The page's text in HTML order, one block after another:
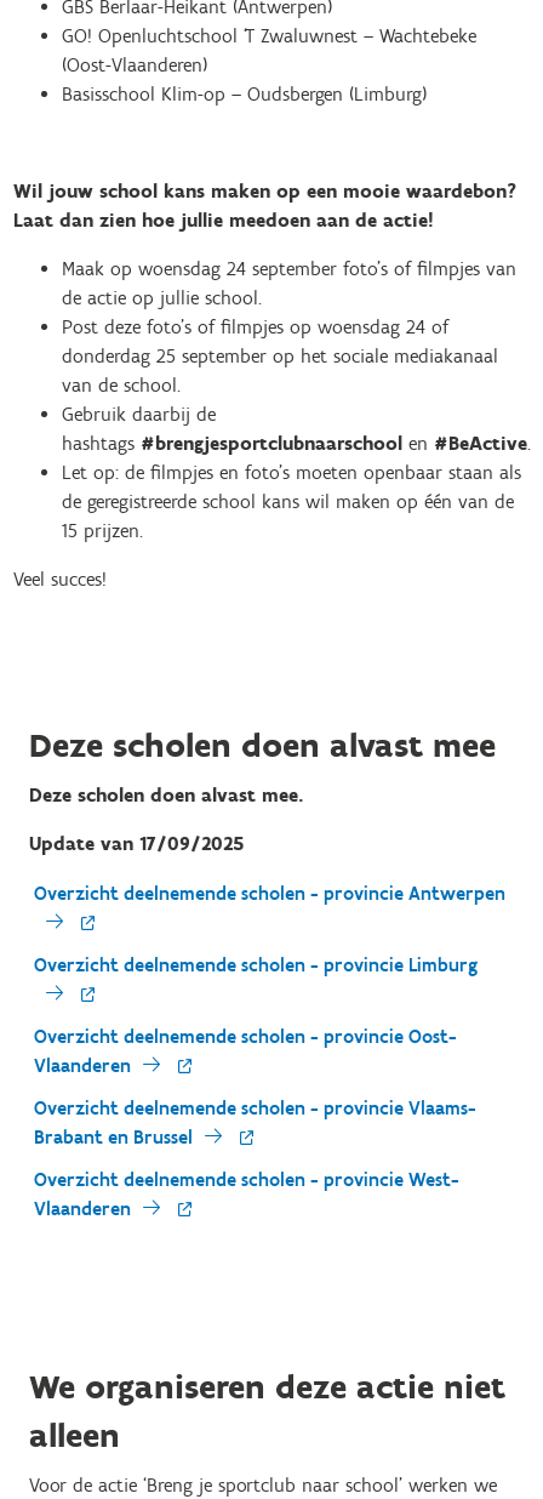
GBS Berlaar-Heikant (Antwerpen)
GO! Openluchtschool ‘T Zwaluwnest – Wachtebeke
(Oost-Vlaanderen)
Basisschool Klim-op – Oudsbergen (Limburg)
Wil jouw school kans maken op een mooie waardebon?
Laat dan zien hoe jullie meedoen aan de actie!
Maak op woensdag 24 september foto’s of filmpjes van
de actie op jullie school.
Post deze foto’s of filmpjes op woensdag 24 of
donderdag 25 september op het sociale mediakanaal
van de school.
Gebruik daarbij de
hashtags #brengjesportclubnaarschoolen #BeActive.
Let op: de filmpjes en foto’s moeten openbaar staan als
de geregistreerde school kans wil maken op één van de
15 prijzen.
Veel succes!
Deze scholen doen alvast mee
Deze scholen doen alvast mee.
Update van 17/09/2025
Overzicht deelnemende scholen - provincie Antwerpen
Overzicht deelnemende scholen - provincie Limburg
Overzicht deelnemende scholen - provincie Oost-
Vlaanderen
Overzicht deelnemende scholen - provincie Vlaams-
Brabant en Brussel
Overzicht deelnemende scholen - provincie West-
Vlaanderen
We organiseren deze actie niet
alleen
Voor de actie ‘Breng je sportclub naar school’ werken we